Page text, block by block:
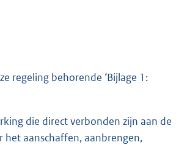
regeling behorende ‘Bijlage 1:
die direct verbonden zijn aan de
aanschaffen, aanbrengen,